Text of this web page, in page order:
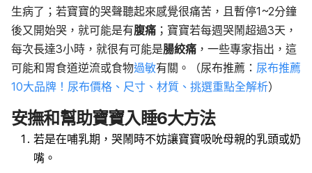
生病了；若寶寶的哭聲聽起來感覺很痛苦，且暫停1~2分鐘
後又開始哭，就可能是有腹痛 ；寶寶若每週哭鬧超過3天，
每次長達3小時，就很有可能是腸絞痛 ，一些專家指出，這
可能和胃食道逆流或食物過敏有關。（尿布推薦： 尿布推薦
10大品牌！尿布價格、尺寸、材質、挑選重點全解析）
安撫和幫助寶寶入睡6大方法
若是在哺乳期，哭鬧時不妨讓寶寶吸吮母親的乳頭或奶
嘴。